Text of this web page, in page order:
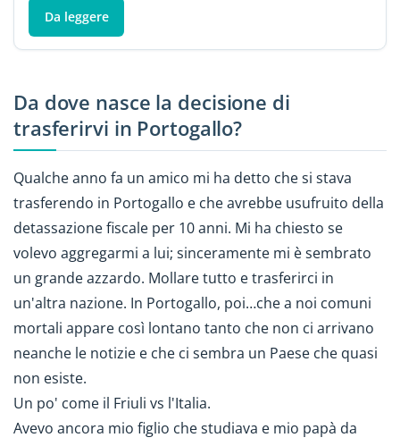
Da leggere
Da dove nasce la decisione di
trasferirvi in Portogallo?
Qualche anno fa un amico mi ha detto che si stava
trasferendo in Portogallo e che avrebbe usufruito della
detassazione fiscale per 10 anni. Mi ha chiesto se
volevo aggregarmi a lui; sinceramente mi è sembrato
un grande azzardo. Mollare tutto e trasferirci in
un'altra nazione. In Portogallo, poi…che a noi comuni
mortali appare così lontano tanto che non ci arrivano
neanche le notizie e che ci sembra un Paese che quasi
non esiste.
Un po' come il Friuli vs l'Italia.
Avevo ancora mio figlio che studiava e mio papà da